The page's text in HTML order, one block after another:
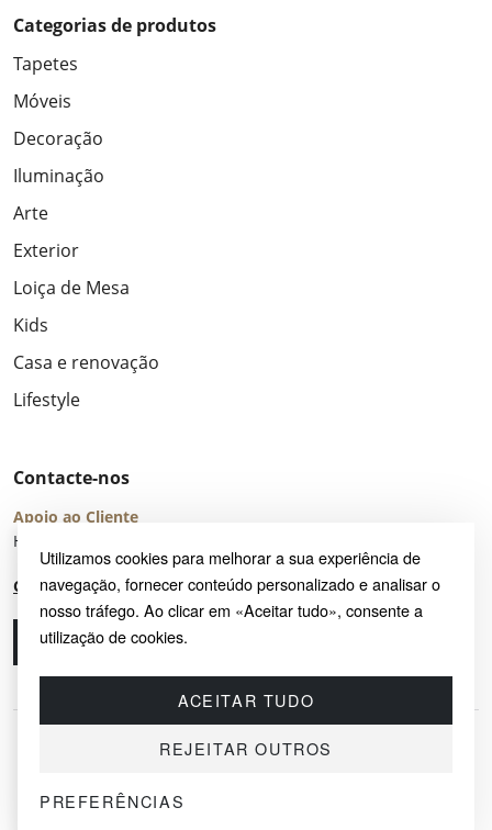
Utilizamos cookies para melhorar a sua experiência de
navegação, fornecer conteúdo personalizado e analisar o
nosso tráfego. Ao clicar em «Aceitar tudo», consente a
utilização de cookies.
ACEITAR TUDO
REJEITAR OUTROS
PREFERÊNCIAS
Categorias de produtos
Tapetes
Móveis
Decoração
Iluminação
Arte
Exterior
Loiça de Mesa
Kids
Casa e renovação
Lifestyle
Contacte-nos
Apoio ao Cliente
Horário de Atendimento: seg – sex 8:00 – 16:00 (UTC+2)
Centro de Ajuda
Ligue-nos
© 2026 SAYRUG OÜ · KESKLINNA LINNAOSA, AHTRI TN 12, 10151, TALLINN,